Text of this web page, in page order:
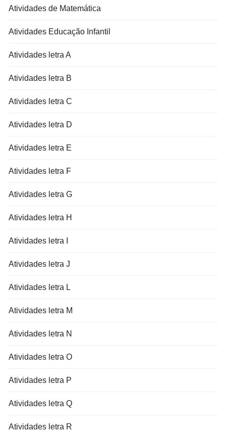
Atividades de Matemática
Atividades Educação Infantil
Atividades letra A
Atividades letra B
Atividades letra C
Atividades letra D
Atividades letra E
Atividades letra F
Atividades letra G
Atividades letra H
Atividades letra I
Atividades letra J
Atividades letra L
Atividades letra M
Atividades letra N
Atividades letra O
Atividades letra P
Atividades letra Q
Atividades letra R